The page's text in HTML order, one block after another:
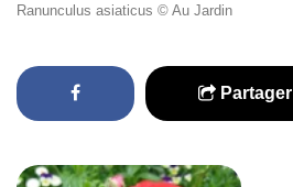
Ranunculus asiaticus © Au Jardin
Partager